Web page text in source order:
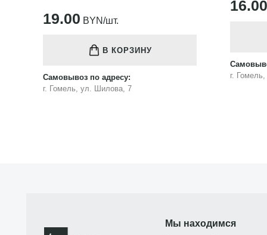
г. Гомель, ул. Шилова, 7
г.
Мы находимся